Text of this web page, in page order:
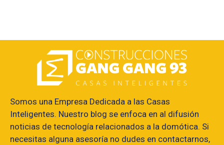
Somos una Empresa Dedicada a las Casas
Inteligentes. Nuestro blog se enfoca en al difusión
noticias de tecnología relacionados a la domótica. Si
necesitas alguna asesoría no dudes en contactarnos,